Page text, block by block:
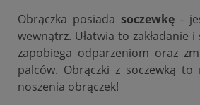
Obrączka posiada soczewkę -
wewnątrz. Ułatwia to zakładanie
zapobiega odparzeniom oraz
palców. Obrączki z soczewką to
noszenia obrączek!